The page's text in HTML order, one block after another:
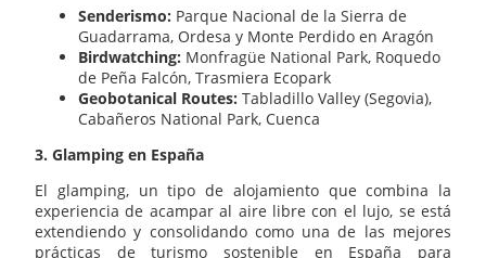
Senderismo: Parque Nacional de la Sierra de
Guadarrama, Ordesa y Monte Perdido en Aragón
Birdwatching: Monfragüe National Park, Roquedo
de Peña Falcón, Trasmiera Ecopark
Geobotanical Routes: Tabladillo Valley (Segovia),
Cabañeros National Park, Cuenca
3. Glamping en España
El glamping, un tipo de alojamiento que combina la
experiencia de acampar al aire libre con el lujo, se está
extendiendo y consolidando como una de las mejores
prácticas de turismo sostenible en España para